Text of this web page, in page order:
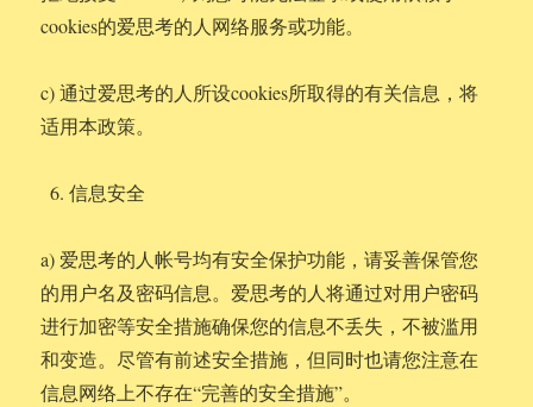
cookies的爱思考的人网络服务或功能。
c) 通过爱思考的人所设cookies所取得的有关信息，将
适用本政策。
信息安全
a) 爱思考的人帐号均有安全保护功能，请妥善保管您
的用户名及密码信息。爱思考的人将通过对用户密码
进行加密等安全措施确保您的信息不丢失，不被滥用
和变造。尽管有前述安全措施，但同时也请您注意在
信息网络上不存在“完善的安全措施”。